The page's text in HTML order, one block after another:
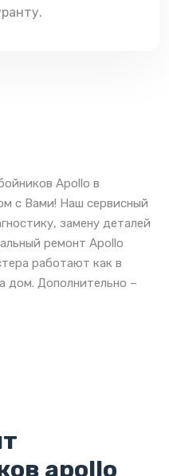
Apollo в
с Вами! Наш сервисный
замену деталей
ремонт Apollo
работают как в
дом. Дополнительно –
apollo